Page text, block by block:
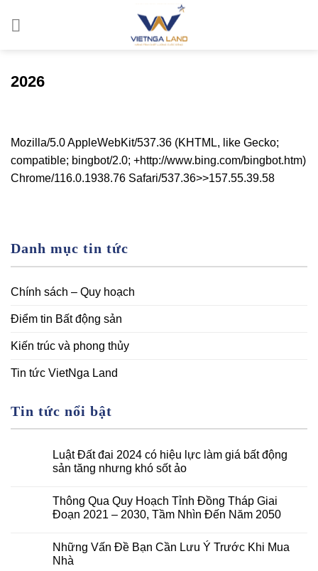
2026
Mozilla/5.0 AppleWebKit/537.36 (KHTML, like Gecko;
compatible; bingbot/2.0; +http://www.bing.com/bingbot.htm)
Chrome/116.0.1938.76 Safari/537.36>>157.55.39.58
Danh mục tin tức
Chính sách – Quy hoạch
Điểm tin Bất động sản
Kiến trúc và phong thủy
Tin tức VietNga Land
Tin tức nổi bật
Luật Đất đai 2024 có hiệu lực làm giá bất động
sản tăng nhưng khó sốt ảo
Thông Qua Quy Hoạch Tỉnh Đồng Tháp Giai
Đoạn 2021 – 2030, Tầm Nhìn Đến Năm 2050
Những Vấn Đề Bạn Cần Lưu Ý Trước Khi Mua
Nhà